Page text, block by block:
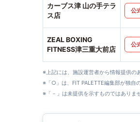
カーブス津 山の手テラ
ス店
公
ZEAL BOXING
FITNESS津三重大前店
公
※上記には、施設運営者から情報提供の
※「○」は、FIT PALETTE編集部が独自
※「－」は未提供を示すものではありま